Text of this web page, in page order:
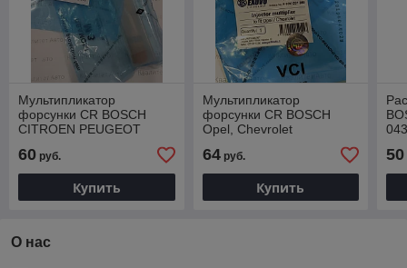
Мультипликатор
форсунки CR BOSCH
CITROEN PEUGEOT
60 руб.
Купить
Мультипликатор
форсунки CR BOSCH
Opel, Chevrolet
87369E
64руб.
Купить
50
О нас